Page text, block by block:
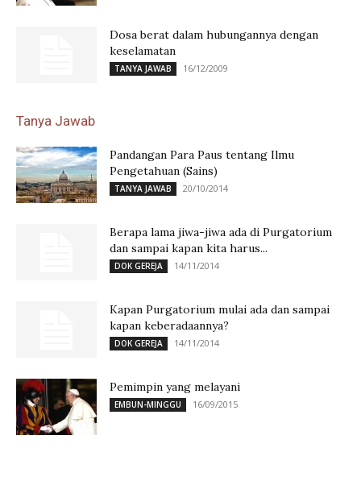
Dosa berat dalam hubungannya dengan
keselamatan
TANYA JAWAB 16/12/2009
Tanya Jawab
Pandangan Para Paus tentang Ilmu
Pengetahuan (Sains)
TANYA JAWAB 20/10/2014
Berapa lama jiwa-jiwa ada di Purgatorium
dan sampai kapan kita harus...
DOK GEREJA 14/11/2014
Kapan Purgatorium mulai ada dan sampai
kapan keberadaannya?
DOK GEREJA 14/11/2014
Pemimpin yang melayani
EMBUN-MINGGU 16/09/2015